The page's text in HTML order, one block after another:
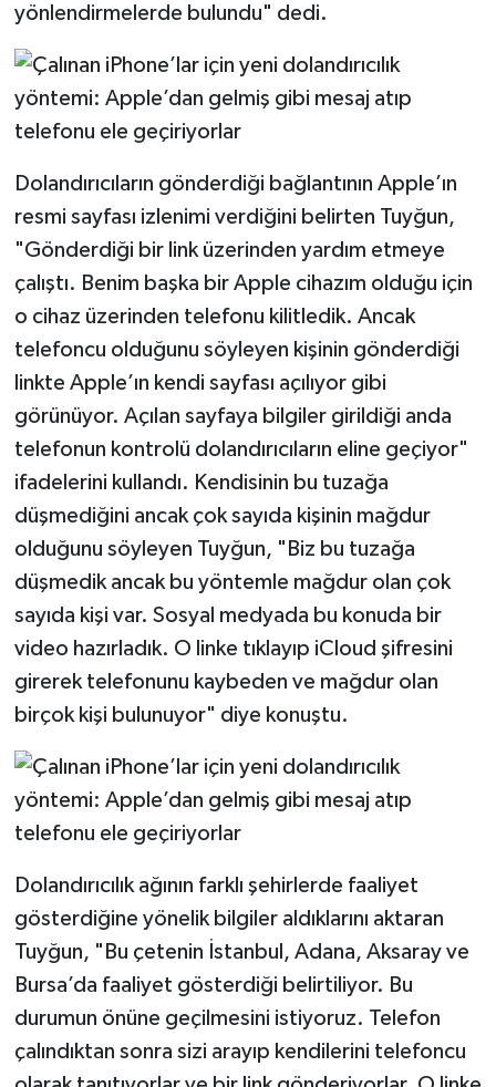
yönlendirmelerde bulundu" dedi.
Dolandırıcıların gönderdiği bağlantının Apple’ın
resmi sayfası izlenimi verdiğini belirten Tuyğun,
"Gönderdiği bir link üzerinden yardım etmeye
çalıştı. Benim başka bir Apple cihazım olduğu için
o cihaz üzerinden telefonu kilitledik. Ancak
telefoncu olduğunu söyleyen kişinin gönderdiği
linkte Apple’ın kendi sayfası açılıyor gibi
görünüyor. Açılan sayfaya bilgiler girildiği anda
telefonun kontrolü dolandırıcıların eline geçiyor"
ifadelerini kullandı. Kendisinin bu tuzağa
düşmediğini ancak çok sayıda kişinin mağdur
olduğunu söyleyen Tuyğun, "Biz bu tuzağa
düşmedik ancak bu yöntemle mağdur olan çok
sayıda kişi var. Sosyal medyada bu konuda bir
video hazırladık. O linke tıklayıp iCloud şifresini
girerek telefonunu kaybeden ve mağdur olan
birçok kişi bulunuyor" diye konuştu.
Dolandırıcılık ağının farklı şehirlerde faaliyet
gösterdiğine yönelik bilgiler aldıklarını aktaran
Tuyğun, "Bu çetenin İstanbul, Adana, Aksaray ve
Bursa’da faaliyet gösterdiği belirtiliyor. Bu
durumun önüne geçilmesini istiyoruz. Telefon
çalındıktan sonra sizi arayıp kendilerini telefoncu